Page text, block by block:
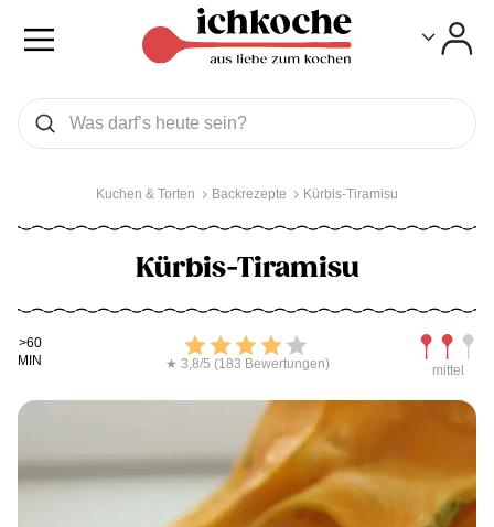
Was wollen Sie suchen
Suchen
Kuchen & Torten Backrezepte Kürbis-Tiramisu
Kürbis-Tiramisu
Kochdauer
>60
MIN
Bewerten
★ 3,8/5 (183 Bewertungen) mittel